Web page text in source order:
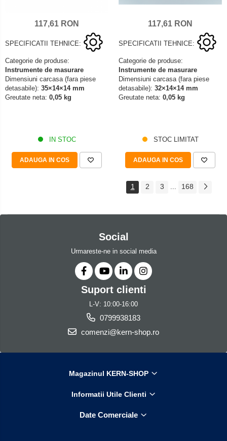
117,61 RON
SPECIFICATII TEHNICE:
Categorie de produse:
Instrumente de masurare
Dimensiuni carcasa (fara piese
detasabile): 35×14×14 mm
Greutate neta: 0,05 kg
IN STOC
ADAUGA IN COS
117,61 RON
SPECIFICATII TEHNICE:
Categorie de produse:
Instrumente de masurare
Dimensiuni carcasa (fara piese
detasabile): 32×14×14 mm
Greutate neta: 0,05 kg
STOC LIMITAT
ADAUGA IN COS
1 2 3 ... 168
Social
Urmareste-ne in social media
Suport clienti
L-V: 10:00-16:00
0799938183
comenzi@kern-shop.ro
Magazinul KERN-SHOP
Informatii Utile Clienti
Date Comerciale